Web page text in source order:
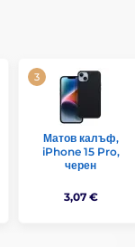
Матов калъф,
iPhone 15 Pro,
черен
3,07 €